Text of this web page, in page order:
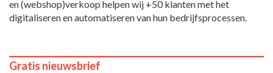
en (webshop)verkoop helpen wij +50 klanten met het
digitaliseren en automatiseren van hun bedrijfsprocessen.
Gratis nieuwsbrief